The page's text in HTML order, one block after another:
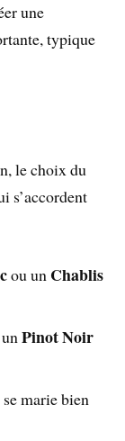
une
typique
le choix du
s’accordent
ou un Chablis
unPinot Noir
marie bien